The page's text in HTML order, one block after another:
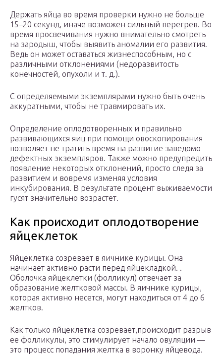
Держать яйца во время проверки нужно не больше
15–20 секунд, иначе возможен сильный перегрев. Во
время просвечивания нужно внимательно смотреть
на зародыш, чтобы выявить аномалии его развития.
Ведь он может оставаться жизнеспособным, но с
различными отклонениями (недоразвитость
конечностей, опухоли и т. д.).
С определяемыми экземплярами нужно быть очень
аккуратными, чтобы не травмировать их.
Определение оплодотворенных и правильно
развивающихся яиц при помощи овоскопирования
позволяет не тратить время на развитие заведомо
дефектных экземпляров. Также можно предупредить
появление некоторых отклонений, просто следя за
развитием и вовремя изменяя условия
инкубирования. В результате процент выживаемости
гусят значительно возрастет.
Как происходит оплодотворение
яйцеклеток
Яйцеклетка созревает в яичнике курицы. Она
начинает активно расти перед яйцекладкой. .
Оболочка яйцеклетки (фолликул) отвечает за
образование желтковой массы. В яичнике курицы,
которая активно несется, могут находиться от 4 до 6
желтков.
Как только яйцеклетка созревает,происходит разрыв
ее фолликулы, это стимулирует начало овуляции —
это процесс попадания желтка в воронку яйцевода.